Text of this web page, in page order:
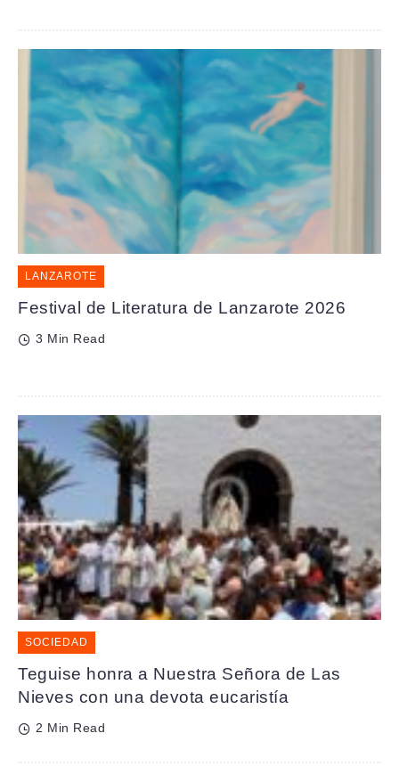
LANZAROTE
Festival de Literatura de Lanzarote 2026
3 Min Read
SOCIEDAD
Teguise honra a Nuestra Señora de Las
Nieves con una devota eucaristía
2 Min Read